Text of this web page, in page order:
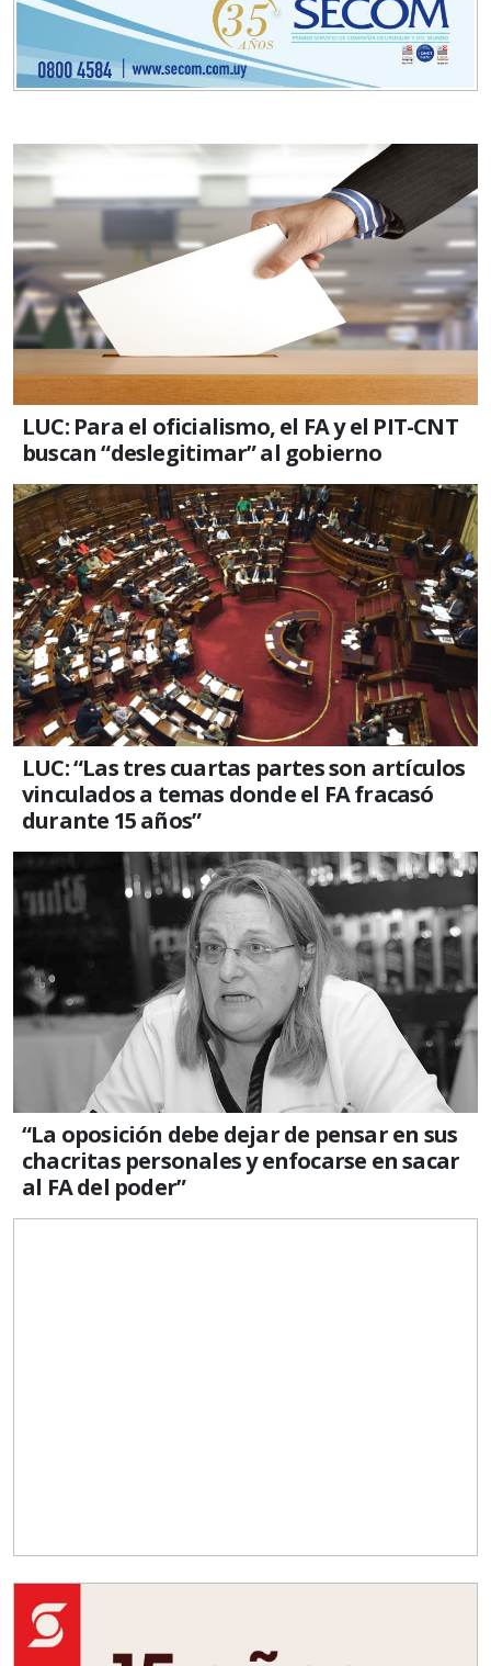
LUC: Para el oficialismo, el FA y el PIT-CNT
buscan “deslegitimar” al gobierno
LUC: “Las tres cuartas partes son artículos
vinculados a temas donde el FA fracasó
durante 15 años”
“La oposición debe dejar de pensar en sus
chacritas personales y enfocarse en sacar
al FA del poder”